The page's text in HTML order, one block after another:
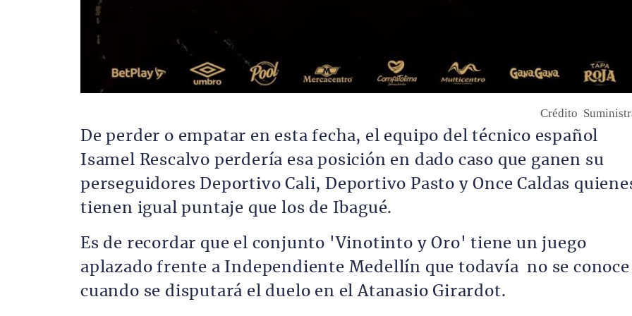
Crédito
De perder o empatar en esta fecha, el equipo del técnico español
Isamel Rescalvo perdería esa posición en dado caso que ganen su
perseguidores Deportivo Cali, Deportivo Pasto y Once Caldas
tienen igual puntaje que los de Ibagué.
Es de recordar que el conjunto 'Vinotinto y Oro' tiene un juego
aplazado frente a Independiente Medellín que todavía no se conoce
cuando se disputará el duelo en el Atanasio Girardot.